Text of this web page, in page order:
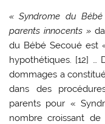
« Syndrome du
parents innocents »
du Bébé Secoué est
hypothétiques. [12] …
dommages a
dans des
parents pour «
nombre croissant